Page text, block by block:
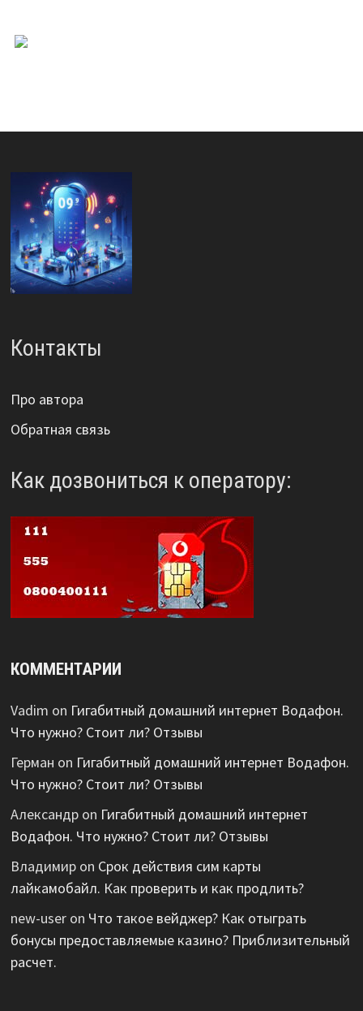
Контакты
Про автора
Обратная связь
Как дозвониться к оператору:
КОММЕНТАРИИ
Vadim on Гигабитный домашний интернет Водафон.
Что нужно? Стоит ли? Отзывы
Герман on Гигабитный домашний интернет Водафон.
Что нужно? Стоит ли? Отзывы
Александрon Гигабитный домашний интернет
Водафон. Что нужно? Стоит ли? Отзывы
Владимирon Срок действия сим карты
лайкамобайл. Как проверить и как продлить?
new-useron Что такое вейджер? Как отыграть
бонусы предоставляемые казино? Приблизительный
расчет.